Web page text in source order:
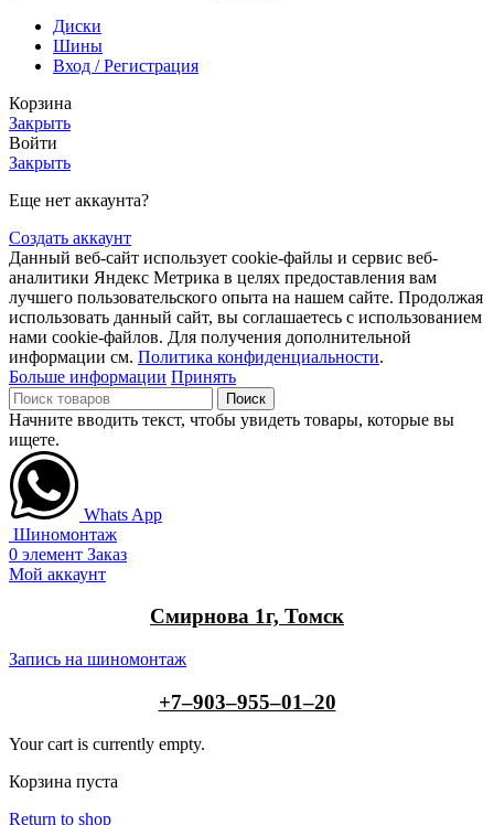
Диски
Шины
Вход / Регистрация
Корзина
Закрыть
Войти
Закрыть
Еще нет аккаунта?
Создать аккаунт
Данный веб-сайт использует cookie-файлы и сервис веб-
аналитики Яндекс Метрика в целях предоставления вам
лучшего пользовательского опыта на нашем сайте. Продолжая
использовать данный сайт, вы соглашаетесь с использованием
нами cookie-файлов. Для получения дополнительной
информации см. Политика конфиденциальности.
Больше информации Принять
Поиск
Начните вводить текст, чтобы увидеть товары, которые вы
ищете.
Whats App
Шиномонтаж
0 элемент Заказ
Мой аккаунт
Смирнова 1г, Томск
Запись на шиномонтаж
+7‒903‒955‒01‒20
Your cart is currently empty.
Корзина пуста
Return to shop